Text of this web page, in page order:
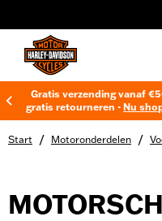
Gratis verzending vanaf
gratis retourneren -Nu
Start / Motoronderdelen /